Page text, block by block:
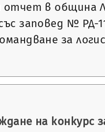
отчет в община
заповед № РД-
за
на конкурс